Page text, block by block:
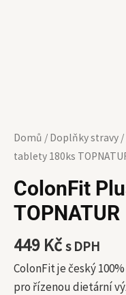
Domů / Doplňky stravy /
tablety 180ks
ColonFit
TOPNATUR
449 Kčs DPH
ColonFit je český
pro řízenou dietární